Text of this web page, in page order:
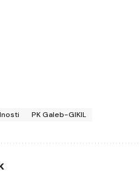
PK Galeb-GIKIL